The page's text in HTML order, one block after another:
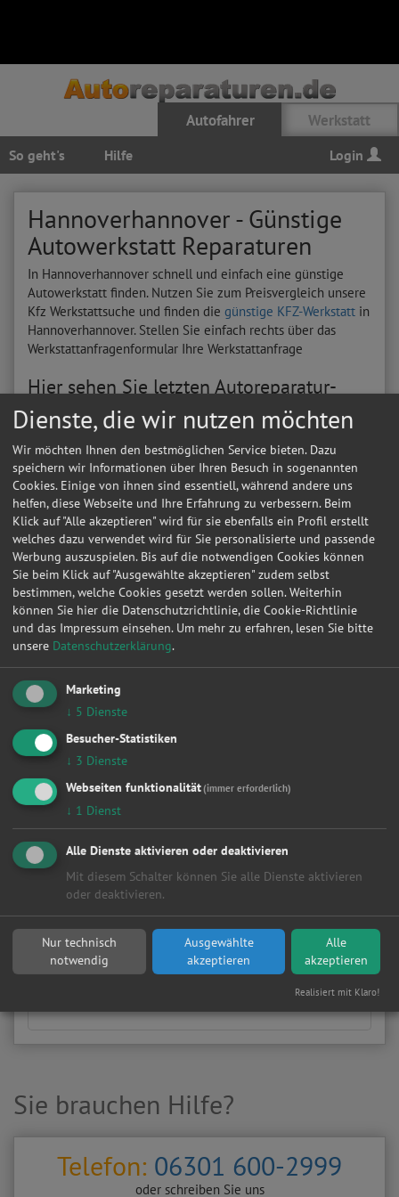
Autofahrer Werkstatt
So geht's Hilfe Login
Hannoverhannover - Günstige
Autowerkstatt Reparaturen
In Hannoverhannover schnell und einfach eine günstige
Autowerkstatt finden. Nutzen Sie zum Preisvergleich unsere
Kfz Werkstattsuche und finden die günstige KFZ-Werkstatt in
Hannoverhannover. Stellen Sie einfach rechts über das
Werkstattanfragenformular Ihre Werkstattanfrage
Hier sehen Sie letzten Autoreparatur-
Anfragen in Hannoverhannover
|Zahnriemen / Steuerkette|Bremsen|Kupplung|Inspektion |
Zylinderkopfdichtung|Fahrwerk & Stoßdämpfer|Radlager|Ölwechsel
Auspuff|Anhängerkupplung|
Werkstattanfragen für
|Vw| Opel|Audi|Ford|Renault|Bmw|Mercedes-benz| Peugeot |Fiat|
Werkstattanfragen in
|Berlin|Hamburg|München|Düsseldorf|Dortmund |Essen|Leipzig|
Frankfurt am Main|Stuttgart|
Datum Autohersteller Kfz-Modell Kfz-Typ
03.12.2025 10:48:10 VW T6 Bus 2.0 TDI
13.02.2017 21:08:16
Hier können Sie kostenlos Werkstattangebote einholen!
Manuell
den folgenden Listen aus.
Fahrzeugtyp:
Hersteller:
Sie brauchen Hilfe?
Telefon: 06301 600-2999
oder schreiben Sie uns
Dienste, die wir nutzen möchten
Wir möchten Ihnen den bestmöglichen Service bieten. Dazu
speichern wir Informationen über Ihren Besuch in sogenannten
Cookies. Einige von ihnen sind essentiell, während andere uns
helfen, diese Webseite und Ihre Erfahrung zu verbessern. Beim
Klick auf "Alle akzeptieren" wird für sie ebenfalls ein Profil erstellt
welches dazu verwendet wird für Sie personalisierte und passende
Werbung auszuspielen. Bis auf die notwendigen Cookies können
Sie beim Klick auf "Ausgewählte akzeptieren" zudem selbst
bestimmen, welche Cookies gesetzt werden sollen. Weiterhin
können Sie hier die Datenschutzrichtlinie, die Cookie-Richtlinie
und das Impressum einsehen. Um mehr zu erfahren, lesen Sie bitte
unsere Datenschutzerklärung.
Marketing
↓ 5 Dienste
Besucher-Statistiken
↓ 3 Dienste
Webseiten funktionalität(immer erforderlich)
↓ 1 Dienst
Alle Dienste aktivieren oder deaktivieren
Mit diesem Schalter können Sie alle Dienste aktivieren
oder deaktivieren.
Nur technisch
notwendig
Ausgewählte
akzeptieren
Alle
akzeptieren
Realisiert mit Klaro!